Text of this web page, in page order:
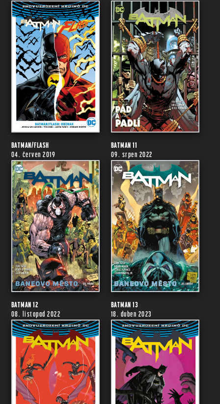
BATMAN/FLASH
04. červen 2019
BATMAN 11
09. srpen 2022
BATMAN 12
08. listopad 2022
BATMAN 13
18. duben 2023